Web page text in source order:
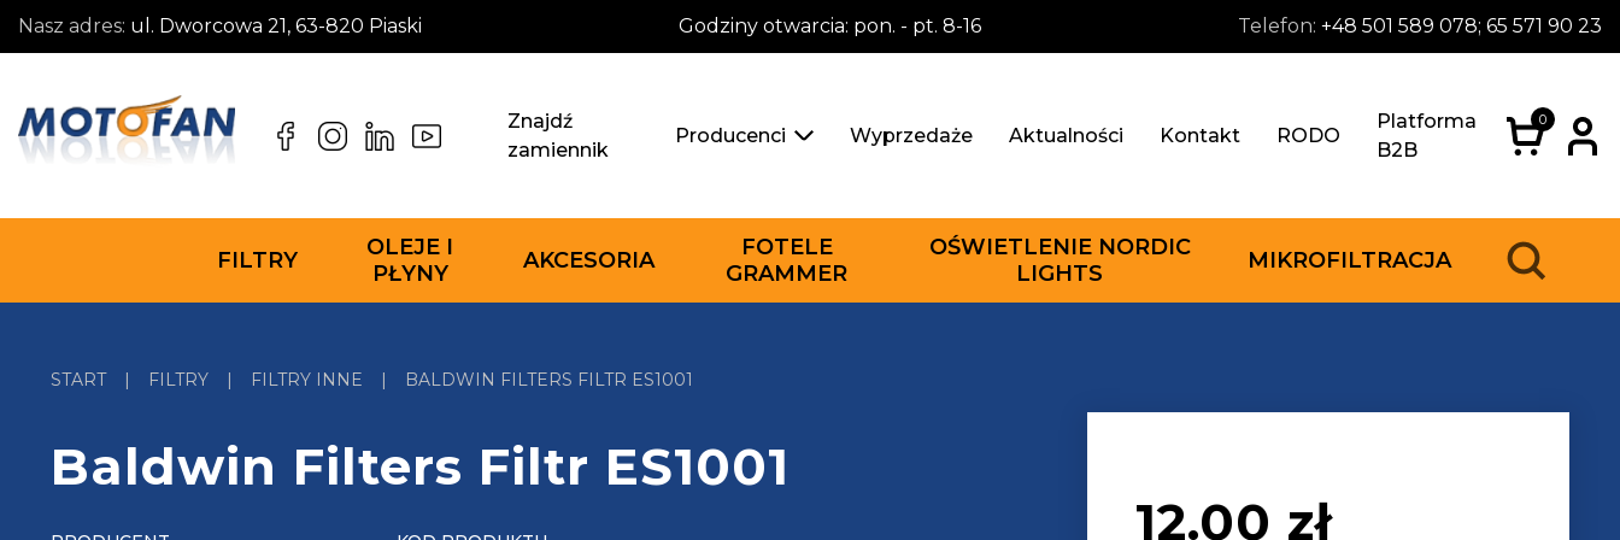
Nasz adres: ul. Dworcowa 21, 63-820 Piaski Godziny otwarcia: pon. - pt. 8-16 Telefon: +48 501 589 078; 65 571 90 23
Znajdź
zamiennik
Producenci Wyprzedaże Aktualności Kontakt RODO
Platforma
B2B
0
FILTRY
OLEJE I
PŁYNY
AKCESORIA
FOTELE
GRAMMER
OŚWIETLENIE NORDIC
LIGHTS
MIKROFILTRACJA
START | FILTRY | FILTRY INNE | BALDWIN FILTERS FILTR ES1001
Baldwin Filters Filtr ES1001
12.00 zł